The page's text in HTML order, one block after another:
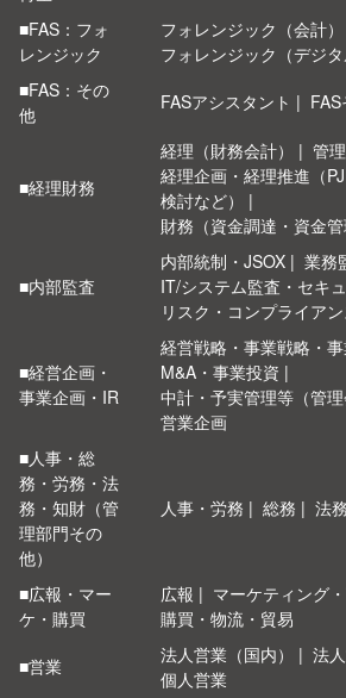
■FAS：フォ
レンジック
フォレンジック（会計）
フォレンジック（デジタ
■FAS：その
他
FASアシスタント
■経理財務
経理（財務会計）
管
経理企画・経理推進（
検討など）
財務（資金調達・資金管
■内部監査
内部統制・JSOX
業務
IT/システム監査・セキ
リスク・コンプライアン
■経営企画・
事業企画・IR
経営戦略・事業戦略・
M&A・事業投資
中計・予実管理等（管理
営業企画
■人事・総
務・労務・法
務・知財（管
理部門その
他）
人事・労務 総務 法
■広報・マー
ケ・購買
広報
マーケティング
購買・物流・貿易
■営業
法人営業（国内）
法
個人営業